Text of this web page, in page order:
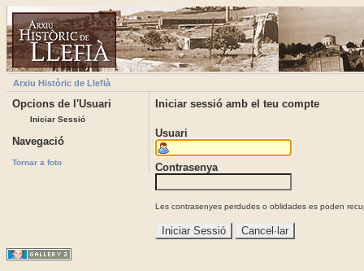
Arxiu Històric de Llefià
Opcions de l'Usuari
Iniciar Sessió
Navegació
Tornar a foto
Iniciar sessió amb el teu compte
Usuari
Contrasenya
Les contrasenyes perdudes o oblidades es poden